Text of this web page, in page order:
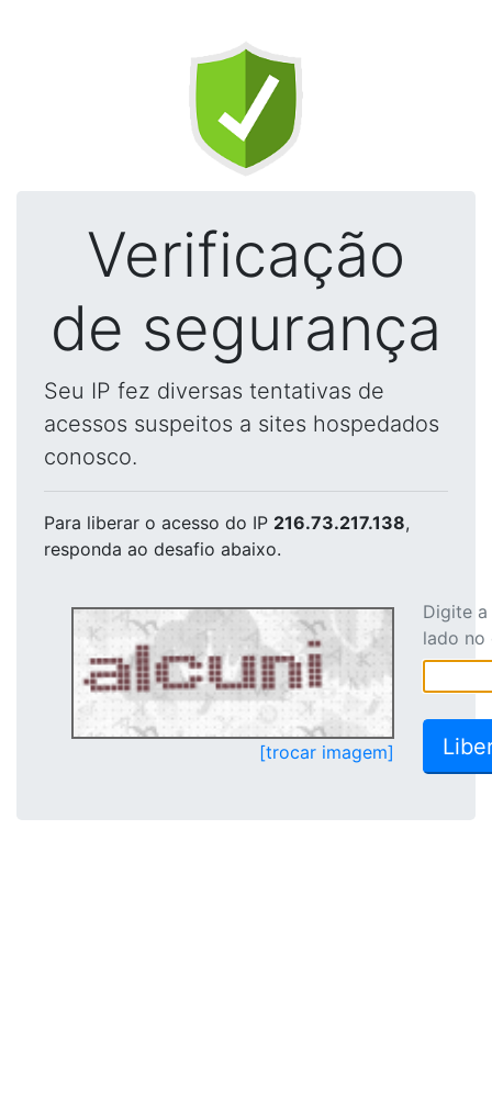
Verificação
de segurança
Seu IP fez diversas tentativas de
acessos suspeitos a sites hospedados
conosco.
Para liberar o acesso do IP 216.73.217.138,
responda ao desafio abaixo.
[trocar imagem]
Digite
lado no